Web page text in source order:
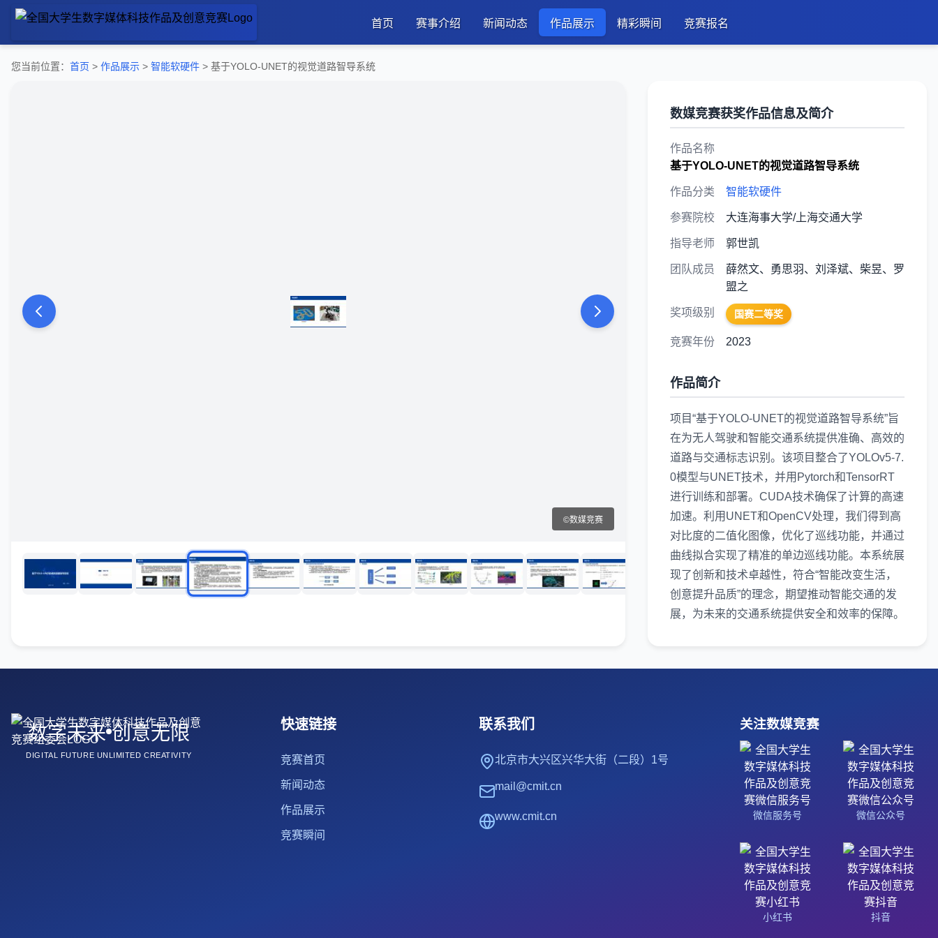
首页 赛事介绍 新闻动态 作品展示 精彩瞬间 竞赛报名
您当前位置： 首页 > 作品展示 > 智能软硬件 > 基于YOLO-UNET的视觉道路智导系统
©数媒竞赛
数媒竞赛获奖作品信息及简介
作品名称
基于YOLO-UNET的视觉道路智导系统
作品分类 智能软硬件
参赛院校 大连海事大学/上海交通大学
指导老师 郭世凯
团队成员
薛然文、勇思羽、刘泽斌、柴昱、罗
盟之
奖项级别 国赛二等奖
竞赛年份 2023
作品简介
项目“基于YOLO-UNET的视觉道路智导系统”旨
在为无人驾驶和智能交通系统提供准确、高效的
道路与交通标志识别。该项目整合了YOLOv5-7.
0模型与UNET技术，并用Pytorch和TensorRT
进行训练和部署。CUDA技术确保了计算的高速
加速。利用UNET和OpenCV处理，我们得到高
对比度的二值化图像，优化了巡线功能，并通过
曲线拟合实现了精准的单边巡线功能。本系统展
现了创新和技术卓越性，符合“智能改变生活，
创意提升品质”的理念，期望推动智能交通的发
展，为未来的交通系统提供安全和效率的保障。
数字未来 创意无限
DIGITAL FUTURE UNLIMITED CREATIVITY
快速链接
竞赛首页
新闻动态
作品展示
竞赛瞬间
联系我们
北京市大兴区兴华大街（二段）1号
mail@cmit.cn
www.cmit.cn
关注数媒竞赛
微信服务号 微信公众号
小红书 抖音